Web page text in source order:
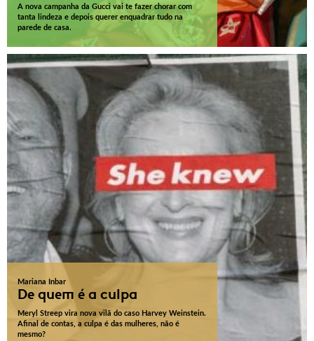
A nova campanha da Gucci vai te fazer chorar com
tanta lindeza e depois querer enquadrar tudo na
parede de casa.
Mariana Inbar
De quem é a culpa
Meryl Streep vira nova vilã do caso Harvey Weinstein.
Afinal de contas, a culpa é das mulheres, não é
mesmo?